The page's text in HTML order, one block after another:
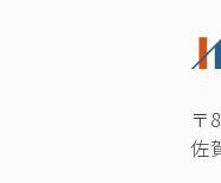
〒
佐